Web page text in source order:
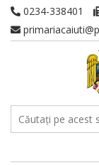
0234-338401